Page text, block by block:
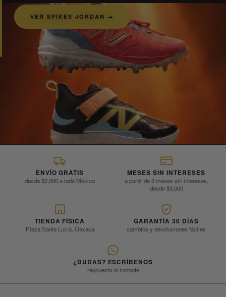
VER SPIKES JORDAN →
ENVÍO GRATIS
desde $2,000 a todo México
MESES SIN INTERESES
a partir de 3 meses sin intereses,
desde $3,000
TIENDA FÍSICA
Plaza Santa Lucía, Oaxaca
GARANTÍA 30 DÍAS
cambios y devoluciones fáciles
¿DUDAS? ESCRÍBENOS
respuesta al instante